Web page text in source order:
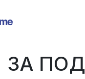
ЗА ПОД